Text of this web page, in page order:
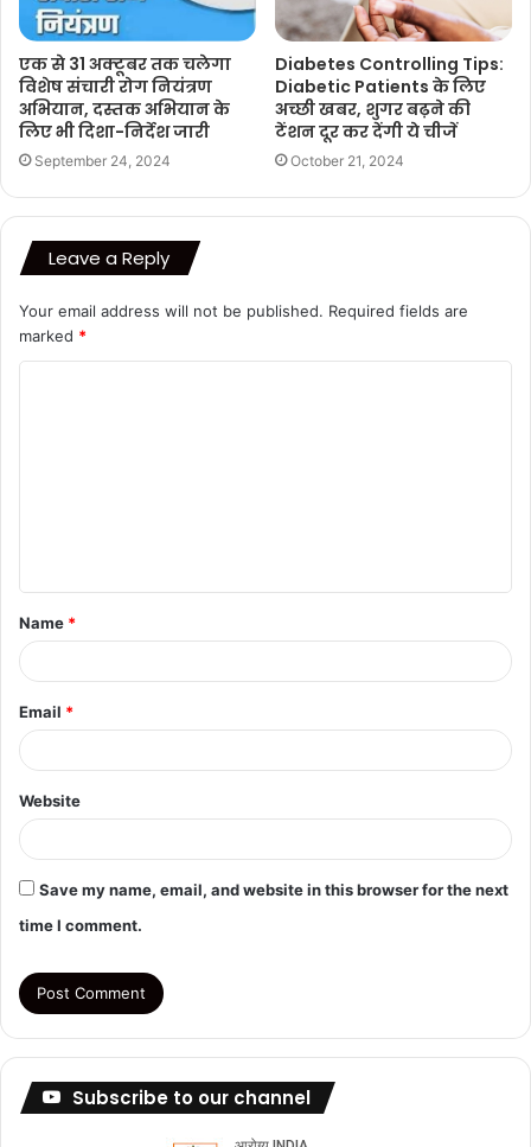
एक से 31 अक्टूबर तक चलेगा
विशेष संचारी रोग नियंत्रण
अभियान, दस्तक अभियान के
लिए भी दिशा-निर्देश जारी
September 24, 2024
Diabetes Controlling Tips:
Diabetic Patients के लिए
अच्छी खबर, शुगर बढ़ने की
टेंशन दूर कर देंगी ये चीजें
October 21, 2024
Leave a Reply
Your email address will not be published. Required fields are
marked *
t
*
Name *
Email *
Website
Save my name, email, and website in this browser for the next
time I comment.
Subscribe to our channel